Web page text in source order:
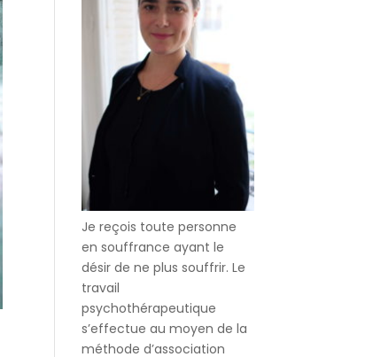
Je reçois toute personne
en souffrance ayant le
désir de ne plus souffrir. Le
travail
psychothérapeutique
s’effectue au moyen de la
méthode d’association